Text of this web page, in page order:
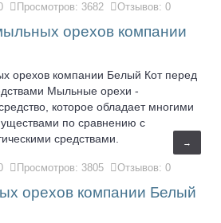
Просмотров: 3682 Отзывов: 0
орехов компании
орехов компании Белый Кот перед
Мыльные орехи -
которое обладает многими
по сравнению с
средствами.
→
Просмотров: 3805 Отзывов: 0
орехов компании Белый